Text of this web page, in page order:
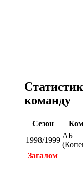
команду
Сезон
1998/1999
АБ
Загалом